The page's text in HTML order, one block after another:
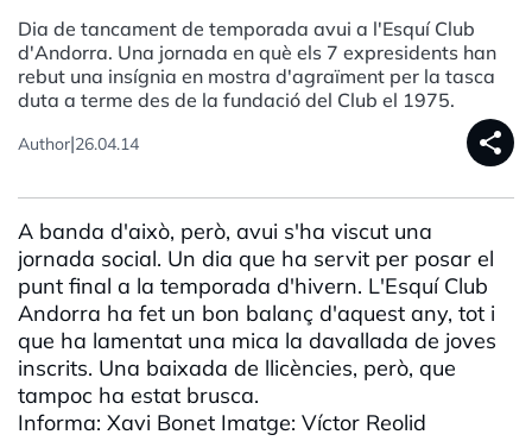
Dia de tancament de temporada avui a l'Esquí Club
d'Andorra. Una jornada en què els 7 expresidents han
rebut una insígnia en mostra d'agraïment per la tasca
duta a terme des de la fundació del Club el 1975.
Author|26.04.14 share
A banda d'això, però, avui s'ha viscut una
jornada social. Un dia que ha servit per posar el
punt final a la temporada d'hivern. L'Esquí Club
Andorra ha fet un bon balanç d'aquest any, tot i
que ha lamentat una mica la davallada de joves
inscrits. Una baixada de llicències, però, que
tampoc ha estat brusca.
Informa: Xavi Bonet Imatge: Víctor Reolid